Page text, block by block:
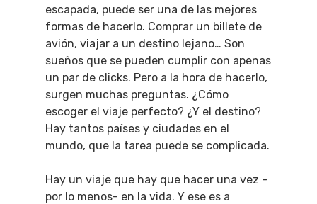
escapada, puede ser una de las mejores
formas de hacerlo. Comprar un billete de
avión, viajar a un destino lejano… Son
sueños que se pueden cumplir con apenas
un par de clicks. Pero a la hora de hacerlo,
surgen muchas preguntas. ¿Cómo
escoger el viaje perfecto? ¿Y el destino?
Hay tantos países y ciudades en el
mundo, que la tarea puede se complicada.
Hay un viaje que hay que hacer una vez -
por lo menos- en la vida. Y ese es a